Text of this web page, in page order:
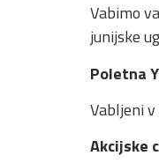
Vabimo
junijske
Poletna
Vabljeni
Akcijske